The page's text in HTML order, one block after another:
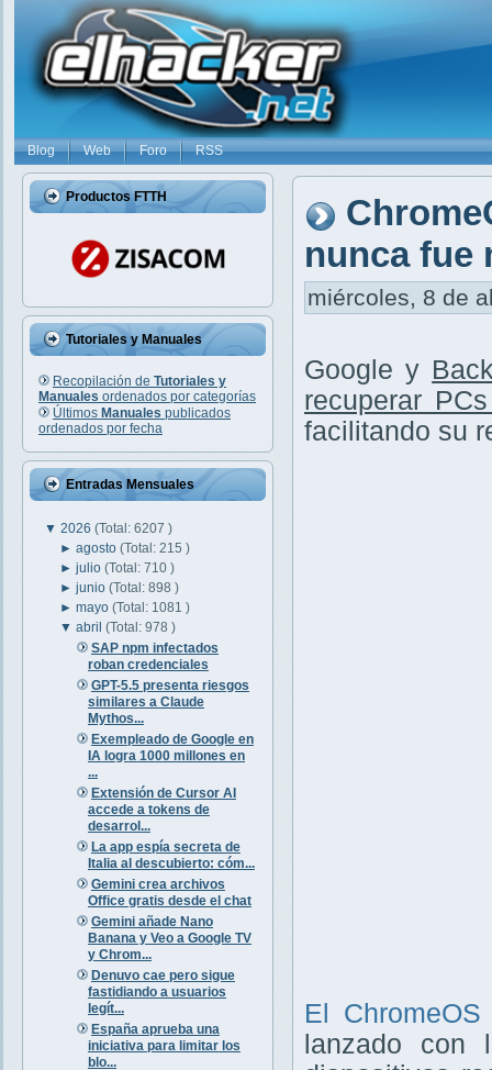
Blog Web Foro RSS
Productos FTTH
Tutoriales y Manuales
Recopilación de Tutoriales y
Manuales ordenados por categorías
Últimos Manuales publicados
ordenados por fecha
Entradas Mensuales
▼ 2026 (Total: 6207 )
►agosto(Total: 215 )
►julio(Total: 710 )
►junio(Total: 898 )
►mayo(Total: 1081 )
▼abril(Total: 978 )
SAP npm infectados
roban credenciales
GPT-5.5 presenta riesgos
similares a Claude
Mythos...
Exempleado de Google en
IA logra 1000 millones en
...
Extensión de Cursor AI
accede a tokens de
desarrol...
La app espía secreta de
Italia al descubierto: cóm...
Gemini crea archivos
Office gratis desde el chat
Gemini añade Nano
Banana y Veo a Google TV
y Chrom...
Denuvo cae pero sigue
fastidiando a usuarios
legít...
España aprueba una
iniciativa para limitar los
blo...
nunca fue
miércoles, 8 de
Google y
recuperar
facilitando su
El
lanzado con